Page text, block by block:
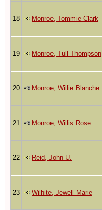
18 Monroe, Tommie Clark
19 Monroe, Tull Thompson
20 Monroe, Willie Blanche
21 Monroe, Willis Rose
22 Reid, John U.
23 Wilhite, Jewell Marie